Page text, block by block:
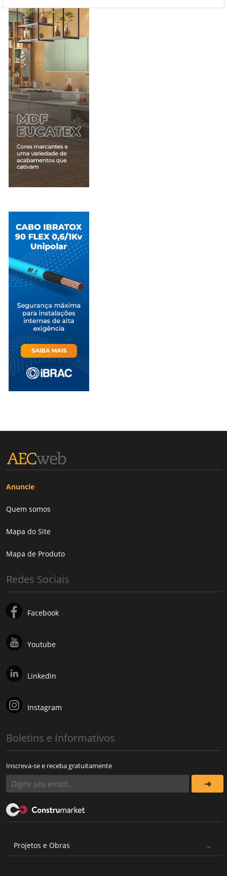
Anuncie
Quem somos
Mapa do Site
Mapa de Produto
Redes Sociais
Facebook
Youtube
Linkedin
Instagram
Boletins e Informativos
Inscreva-se e receba gratuitamente
Projetos e Obras